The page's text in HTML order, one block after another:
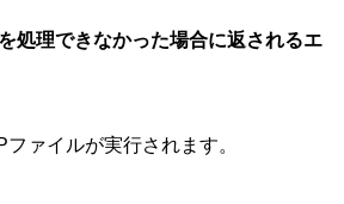
処理できなかった場合に返されるエ
ァイルが実行されます。